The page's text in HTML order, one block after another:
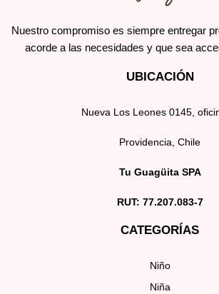
Nuestro compromiso es siempre entregar
acorde a las necesidades y que sea
UBICACIÓN
Nueva Los Leones 0145,
Providencia, Chile
Tu Guagüita SPA
RUT: 77.207.083-7
CATEGORÍAS
Niño
Niña